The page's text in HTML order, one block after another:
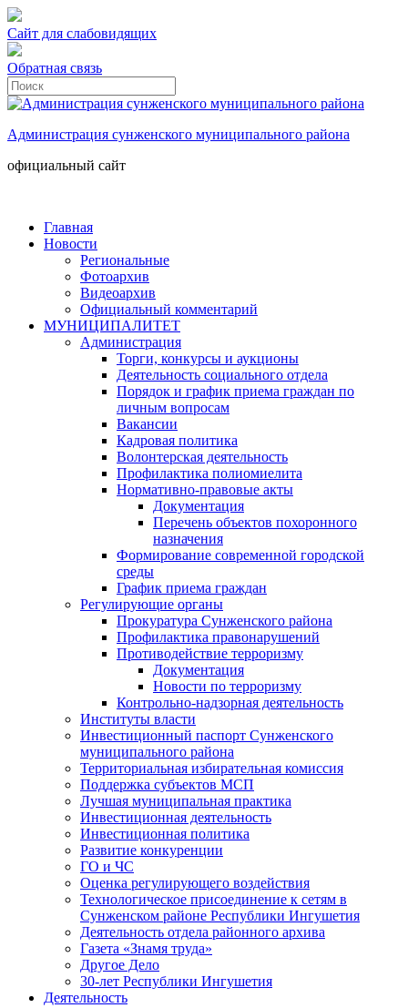
Сайт для слабовидящих
Обратная связь
Администрация сунженского муниципального района
официальный сайт
Главная
Новости
Региональные
Фотоархив
Видеоархив
Официальный комментарий
МУНИЦИПАЛИТЕТ
Администрация
Торги, конкурсы и аукционы
Деятельность социального отдела
Порядок и график приема граждан по
личным вопросам
Вакансии
Кадровая политика
Волонтерская деятельность
Профилактика полиомиелита
Нормативно-правовые акты
Документация
Перечень объектов похоронного
назначения
Формирование современной городской
среды
График приема граждан
Регулирующие органы
Прокуратура Сунженского района
Профилактика правонарушений
Противодействие терроризму
Документация
Новости по терроризму
Контрольно-надзорная деятельность
Институты власти
Инвестиционный паспорт Сунженского
муниципального района
Территориальная избирательная комиссия
Поддержка субъектов МСП
Лучшая муниципальная практика
Инвестиционная деятельность
Инвестиционная политика
Развитие конкуренции
ГО и ЧС
Оценка регулирующего воздействия
Технологическое присоединение к сетям в
Сунженском районе Республики Ингушетия
Деятельность отдела районного архива
Газета «Знамя труда»
Другое Дело
30-лет Республики Ингушетия
Деятельность